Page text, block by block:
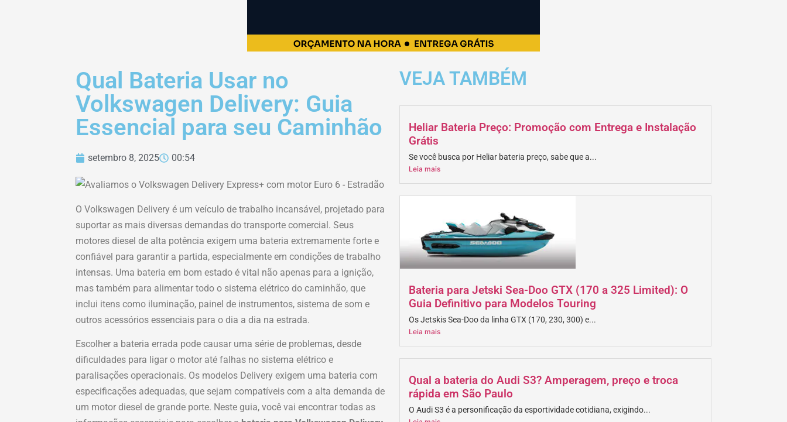
Qual Bateria Usar no
Volkswagen Delivery: Guia
Essencial para seu Caminhão
setembro 8, 2025 00:54
O Volkswagen Delivery é um veículo de trabalho incansável, projetado para
suportar as mais diversas demandas do transporte comercial. Seus
motores diesel de alta potência exigem uma bateria extremamente forte e
confiável para garantir a partida, especialmente em condições de trabalho
intensas. Uma bateria em bom estado é vital não apenas para a ignição,
mas também para alimentar todo o sistema elétrico do caminhão, que
inclui itens como iluminação, painel de instrumentos, sistema de som e
outros acessórios essenciais para o dia a dia na estrada.
Escolher a bateria errada pode causar uma série de problemas, desde
dificuldades para ligar o motor até falhas no sistema elétrico e
paralisações operacionais. Os modelos Delivery exigem uma bateria com
especificações adequadas, que sejam compatíveis com a alta demanda de
um motor diesel de grande porte. Neste guia, você vai encontrar todas as
VEJA TAMBÉM
Heliar Bateria Preço: Promoção com Entrega e Instalação
Grátis
Se você busca por Heliar bateria preço, sabe que a...
Leia mais
Bateria para Jetski Sea-Doo GTX (170 a 325 Limited): O
Guia Definitivo para Modelos Touring
Os Jetskis Sea-Doo da linha GTX (170, 230, 300) e...
Leia mais
Qual a bateria do Audi S3? Amperagem, preço e troca
rápida em São Paulo
O Audi S3 é a personificação da esportividade cotidiana, exigindo...